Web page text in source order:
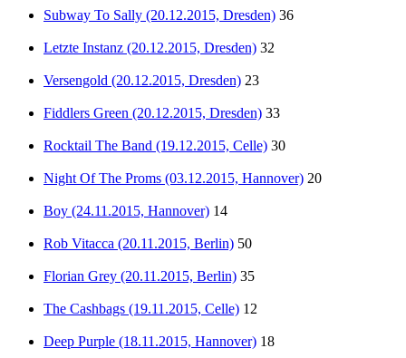
Subway To Sally (20.12.2015, Dresden) 36
Letzte Instanz (20.12.2015, Dresden) 32
Versengold (20.12.2015, Dresden) 23
Fiddlers Green (20.12.2015, Dresden) 33
Rocktail The Band (19.12.2015, Celle) 30
Night Of The Proms (03.12.2015, Hannover) 20
Boy (24.11.2015, Hannover) 14
Rob Vitacca (20.11.2015, Berlin) 50
Florian Grey (20.11.2015, Berlin) 35
The Cashbags (19.11.2015, Celle) 12
Deep Purple (18.11.2015, Hannover) 18